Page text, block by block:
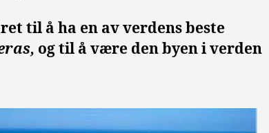
til å ha en av verdens beste
og til å være den byen i verden